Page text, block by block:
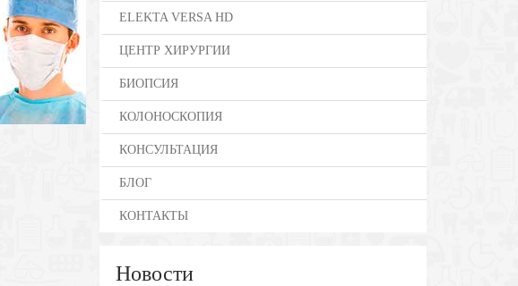
ELEKTA VERSA HD
ЦЕНТР ХИРУРГИИ
БИОПСИЯ
КОЛОНОСКОПИЯ
КОНСУЛЬТАЦИЯ
БЛОГ
КОНТАКТЫ
Новости